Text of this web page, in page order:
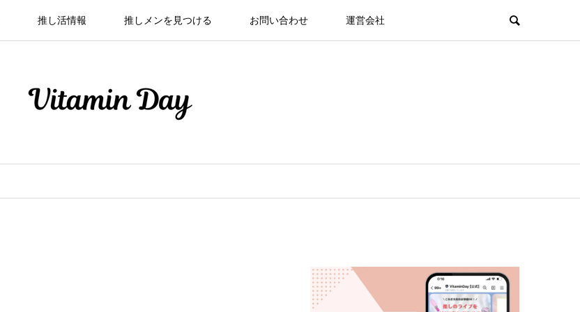
推し活情報 推しメンを見つける お問い合わせ 運営会社